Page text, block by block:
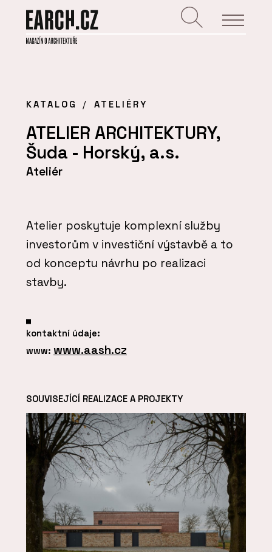
KATALOG ATELIÉRY
ATELIER ARCHITEKTURY,
Šuda - Horský, a.s.
Ateliér
Atelier poskytuje komplexní služby
investorům v investiční výstavbě a to
od konceptu návrhu po realizaci
stavby.
kontaktní údaje:
www: www.aash.cz
SOUVISEJÍCÍ REALIZACE A PROJEKTY